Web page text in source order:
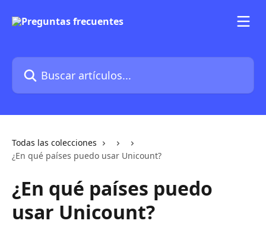
Buscar artículos...
Todas las colecciones
¿En qué países puedo usar Unicount?
¿En qué países puedo
usar Unicount?